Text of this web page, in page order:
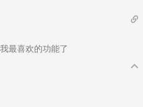
最喜欢的功能了